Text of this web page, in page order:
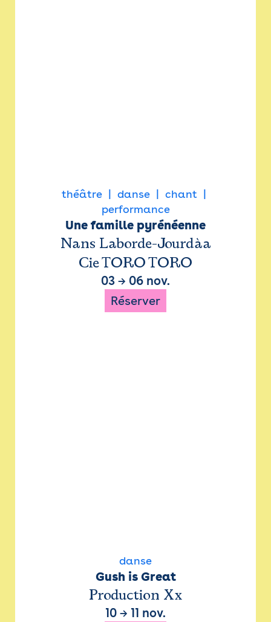
théâtre danse
chant
performance
Une famille pyrénéenne
Nans Laborde-Jourdàa
Cie TORO TORO
03 → 06 nov.
Réserver
danse
Gush is Great
Production Xx
10 → 11 nov.